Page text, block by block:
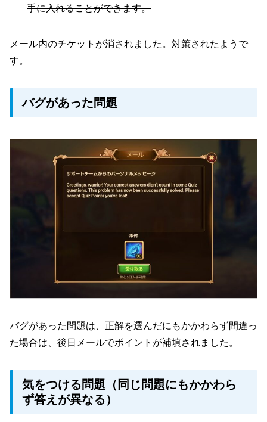
手に入れることができます。
メール内のチケットが消されました。対策されたようで
す。
バグがあった問題
バグがあった問題は、正解を選んだにもかかわらず間違っ
た場合は、後日メールでポイントが補填されました。
気をつける問題（同じ問題にもかかわら
ず答えが異なる）